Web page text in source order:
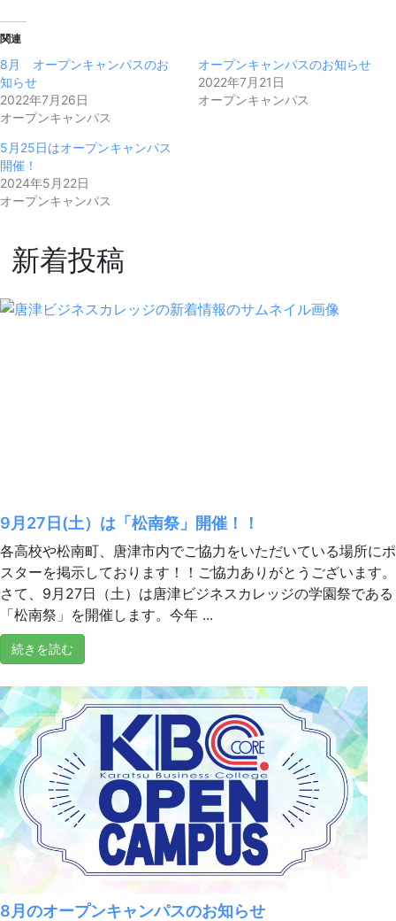
関連
8月 オープンキャンパスのお
知らせ
2022年7月26日
オープンキャンパス
オープンキャンパスのお知らせ
2022年7月21日
オープンキャンパス
5月25日はオープンキャンパス
開催！
2024年5月22日
オープンキャンパス
新着投稿
9月27日(土）は「松南祭」開催！！
各高校や松南町、唐津市内でご協力をいただいている場所にポ
スターを掲示しております！！ご協力ありがとうございます。
さて、9月27日（土）は唐津ビジネスカレッジの学園祭である
「松南祭」を開催します。今年 ...
続きを読む
8月のオープンキャンパスのお知らせ